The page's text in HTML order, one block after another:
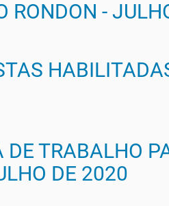
RONDON -
TRABALHO
DE 2020